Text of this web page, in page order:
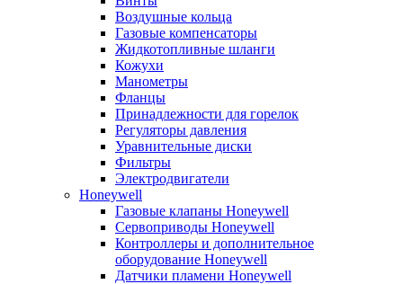
Воздушные кольца
Газовые компенсаторы
Жидкотопливные шланги
Кожухи
Манометры
Фланцы
Принадлежности для горелок
Регуляторы давления
Уравнительные диски
Фильтры
Электродвигатели
Honeywell
Газовые клапаны Honeywell
Сервоприводы Honeywell
Контроллеры и дополнительное
оборудование Honeywell
Датчики пламени Honeywell